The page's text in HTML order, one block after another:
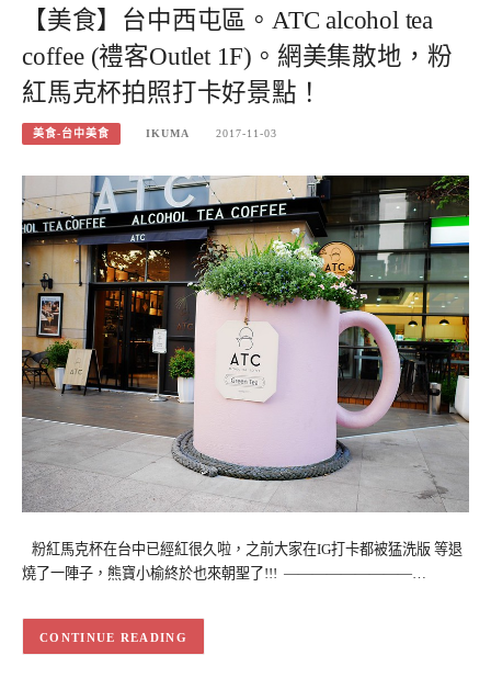
【美食】台中西屯區。ATC alcohol tea
coffee (禮客Outlet 1F)。網美集散地，粉
紅馬克杯拍照打卡好景點！
美食-台中美食 IKUMA 2017-11-03
粉紅馬克杯在台中已經紅很久啦，之前大家在IG打卡都被猛洗版 等退
燒了一陣子，熊寶小榆終於也來朝聖了!!! —————————…
CONTINUE READING